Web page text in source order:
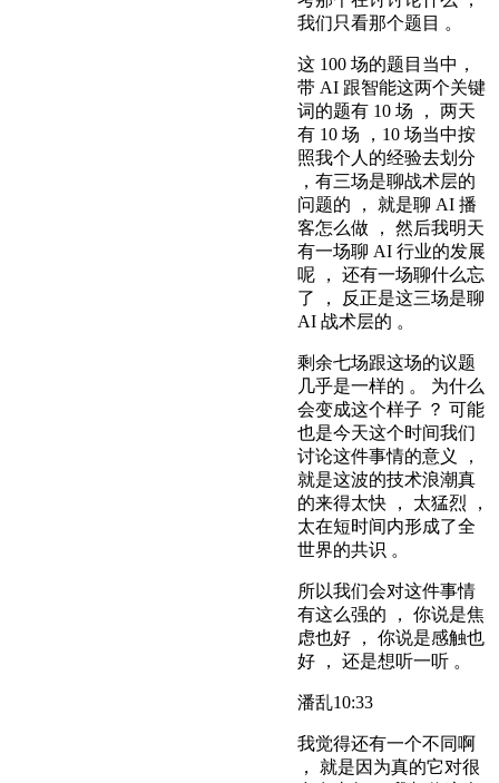
我们只看那个题目 。
这 100 场的题目当中，
带 AI 跟智能这两个关键
词的题有 10 场 ， 两天
有 10 场 ，10 场当中按
照我个人的经验去划分
，有三场是聊战术层的
问题的 ， 就是聊 AI 播
客怎么做 ， 然后我明天
有一场聊 AI 行业的发展
呢 ， 还有一场聊什么忘
了 ， 反正是这三场是聊
AI 战术层的 。
剩余七场跟这场的议题
几乎是一样的 。 为什么
会变成这个样子 ？ 可能
也是今天这个时间我们
讨论这件事情的意义 ，
就是这波的技术浪潮真
的来得太快 ， 太猛烈 ，
太在短时间内形成了全
世界的共识 。
所以我们会对这件事情
有这么强的 ， 你说是焦
虑也好 ， 你说是感触也
好 ， 还是想听一听 。
潘乱10:33
我觉得还有一个不同啊
， 就是因为真的它对很